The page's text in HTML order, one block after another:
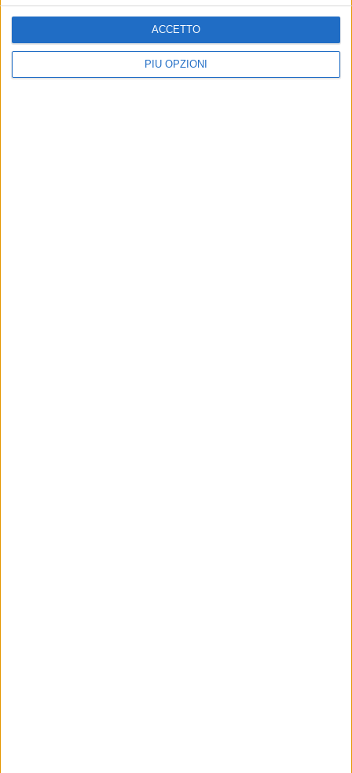
PIÙ OPZIONI
ACCETTO